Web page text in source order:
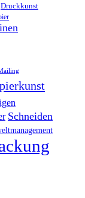
Druckkunst
Schneiden